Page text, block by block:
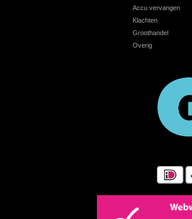
Accu vervangen
Klachten
Groothandel
Overig